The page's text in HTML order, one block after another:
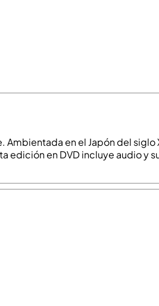
en el Japón del siglo
edición en DVD incluye audio y